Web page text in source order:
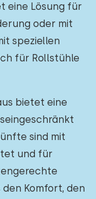
eine Lösung für
oder mit
speziellen
für Rollstühle
bietet eine
sind mit
und für
Komfort, den